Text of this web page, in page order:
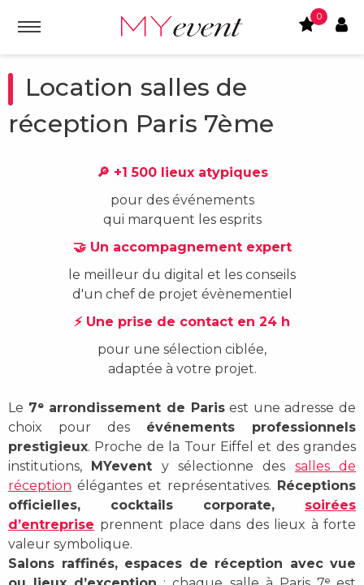
0
Location salles de
réception Paris 7ème
🔎 +1 500 lieux atypiques
pour des événements
qui marquent les esprits
🤝 Un accompagnement expert
le meilleur du digital et les conseils
d'un chef de projet évènementiel
⚡ Une prise de contact en 24 h
pour une sélection ciblée,
adaptée à votre projet.
Le 7ᵉ arrondissement de Parisest une adresse de
choix pour des événements professionnels
prestigieux. Proche de la Tour Eiffel et des grandes
institutions, MYevent y sélectionne des salles de
réception élégantes et représentatives. Réceptions
officielles, cocktails corporate, soirées
d’entreprise prennent place dans des lieux à forte
valeur symbolique.
Salons raffinés, espaces de réception avec vue